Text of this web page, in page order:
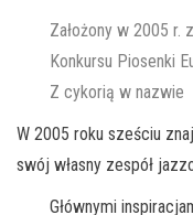
Założony w 2005 r.
Konkursu Piosenki
Z cykorią w nazwie
W 2005 roku sześciu
swój własny zespół
Głównymi